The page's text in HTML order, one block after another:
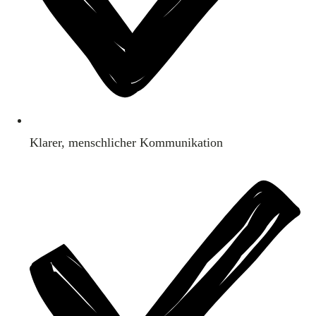
Klarer, menschlicher Kommunikation